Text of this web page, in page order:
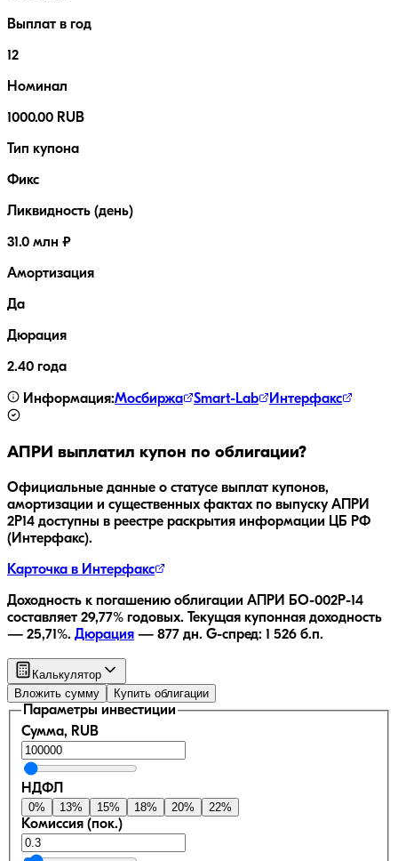
Выплат в год
12
Номинал
1000.00 RUB
Тип купона
Фикс
Ликвидность (день)
31.0 млн ₽
Амортизация
Да
Дюрация
2.40 года
Информация:Мосбиржа Smart-Lab Интерфакс
АПРИ выплатил купон по облигации?
Официальные данные о статусе выплат купонов,
амортизации и существенных фактах по выпуску АПРИ
2Р14 доступны в реестре раскрытия информации ЦБ РФ
(Интерфакс).
Карточка в Интерфакс
Доходность к погашению облигации АПРИ БО-002Р-14
составляет 29,77% годовых. Текущая купонная доходность
— 25,71%. Дюрация — 877 дн. G-спред: 1 526 б.п.
Калькулятор
Вложить сумму
Купить облигации
Параметры инвестиции
Сумма, RUB
НДФЛ
0% 13% 15% 18% 20% 22%
Комиссия (пок.)